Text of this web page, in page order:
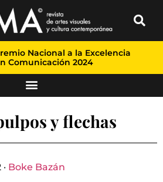
Nacional a la Excelencia
Comunicación 2024
y flechas
Boke Bazán